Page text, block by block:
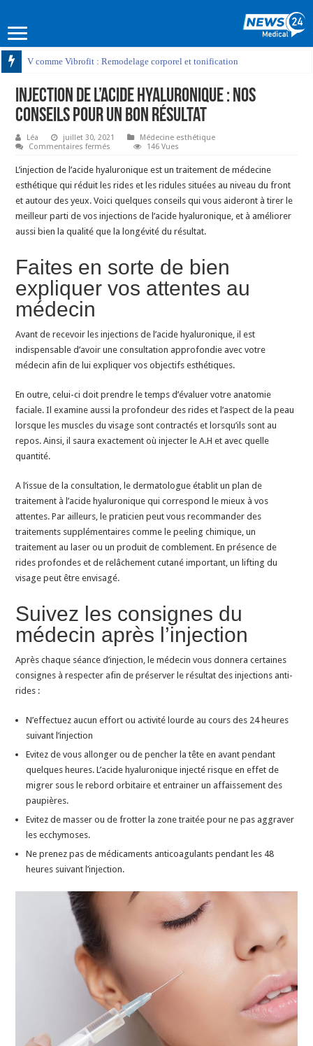
V comme Vibrofit : Remodelage corporel et tonification
Injection de l’acide hyaluronique : nos
conseils pour un bon résultat
Léa juillet 30, 2021
Médecine esthétique
Commentaires fermés
de
l’acide
hyaluronique
:
nos
pour
un
bon
146 Vues
L’injection de l’acide hyaluronique est un traitement de médecine
esthétique qui réduit les rides et les ridules situées au niveau du front
et autour des yeux. Voici quelques conseils qui vous aideront à tirer le
meilleur parti de vos injections de l’acide hyaluronique, et à améliorer
aussi bien la qualité que la longévité du résultat.
Faites en sorte de bien
expliquer vos attentes au
médecin
Avant de recevoir les injections de l’acide hyaluronique, il est
indispensable d’avoir une consultation approfondie avec votre
médecin afin de lui expliquer vos objectifs esthétiques.
En outre, celui-ci doit prendre le temps d’évaluer votre anatomie
faciale. Il examine aussi la profondeur des rides et l’aspect de la peau
lorsque les muscles du visage sont contractés et lorsqu’ils sont au
repos. Ainsi, il saura exactement où injecter le A.H et avec quelle
quantité.
A l’issue de la consultation, le dermatologue établit un plan de
traitement à l’acide hyaluronique qui correspond le mieux à vos
attentes. Par ailleurs, le praticien peut vous recommander des
traitements supplémentaires comme le peeling chimique, un
traitement au laser ou un produit de comblement. En présence de
rides profondes et de relâchement cutané important, un lifting du
visage peut être envisagé.
Suivez les consignes du
médecin après l’injection
Après chaque séance d’injection, le médecin vous donnera certaines
consignes à respecter afin de préserver le résultat des injections anti-
rides :
N’effectuez aucun effort ou activité lourde au cours des 24 heures
suivant l’injection
Evitez de vous allonger ou de pencher la tête en avant pendant
quelques heures. L’acide hyaluronique injecté risque en effet de
migrer sous le rebord orbitaire et entrainer un affaissement des
paupières.
Evitez de masser ou de frotter la zone traitée pour ne pas aggraver
les ecchymoses.
Ne prenez pas de médicaments anticoagulants pendant les 48
heures suivant l’injection.